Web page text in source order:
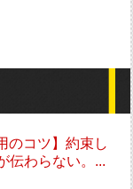
のコツ】約束し
伝わらない。...